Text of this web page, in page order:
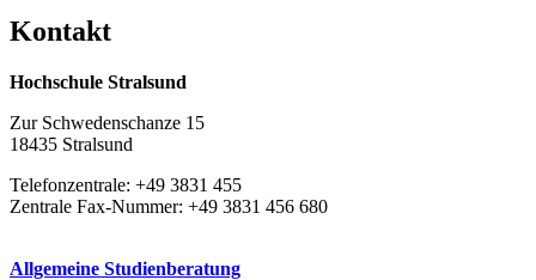
Kon­takt
Hochschule Stralsund
Zur Schwedenschanze 15
18435 Stralsund
Telefonzentrale: +49 3831 455
Zentrale Fax-Nummer: +49 3831 456 680
Allgemeine Studienberatung